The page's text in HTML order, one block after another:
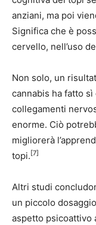
anziani, ma poi
Significa che è
cervello, nell’uso
Non solo, un
cannabis ha fatto
collegamenti
enorme. Ciò
migliorerà
topi. [7]
Altri studi
un piccolo
aspetto psicoattivo